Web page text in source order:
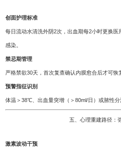
创面护理标准
每日流动水清洗外阴2次，出血期每2小时更换
感染。
禁忌期管理
严格禁欲30天，首次复查确认内膜愈合后才可恢
预警指征识别
体温＞38℃、出血量突增（＞80ml/日）或脓性分
五、心理重建路径：
激素波动干预